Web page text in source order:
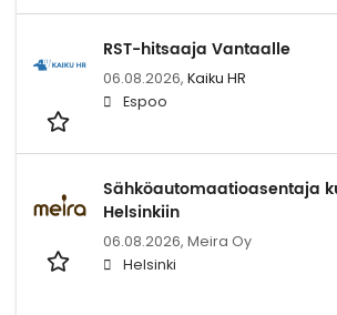
RST-hitsaaja Vantaalle
06.08.2026, Kaiku HR
Espoo
Sähköautomaatioasentaja
Helsinkiin
06.08.2026, Meira Oy
Helsinki